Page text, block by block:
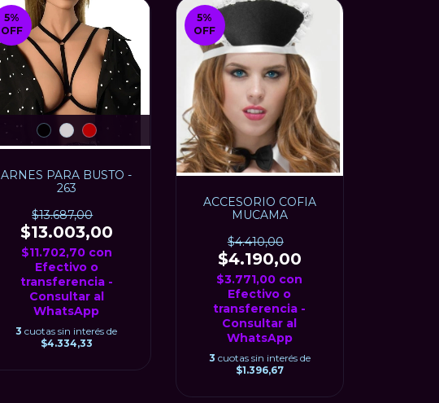
5%
OFF
ARNES PARA BUSTO -
263
$13.687,00
$13.003,00
$11.702,70 con
Efectivo o
transferencia -
Consultar al
WhatsApp
3 cuotas sin interés de
$4.334,33
5%
OFF
ACCESORIO COFIA
MUCAMA
$4.410,00
$4.190,00
$3.771,00 con
Efectivo o
transferencia -
Consultar al
WhatsApp
3 cuotas sin interés de
$1.396,67